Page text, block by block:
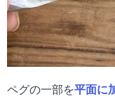
ペグの一部を平面に